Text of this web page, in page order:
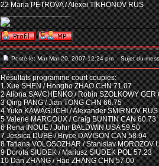
22 Maria PETROVA / Alexei TIKHONOV RUS
_________________
Posté le: Mar Mar 20, 2007 12:24 pm Sujet du
Résultats programme court couples:
1 Xue SHEN / Hongbo ZHAO CHN 71.07
2 Aliona SAVCHENKO / Robin SZOLKOWY GER
3 Qing PANG / Jian TONG CHN 66.75
4 Yuko KAWAGUCHI / Alexander SMIRNOV
5 Valerie MARCOUX / Craig BUNTIN CAN 60.73
6 Rena INOUE / John BALDWIN USA 59.50
7 Jessica DUBE / Bryce DAVISON CAN 58.94
8 Tatiana VOLOSOZHAR / Stanislav MOROZOV
9 Dorota SIUDEK / Mariusz SIUDEK POL 57.23
10 Dan ZHANG / Hao ZHANG CHN 57.00